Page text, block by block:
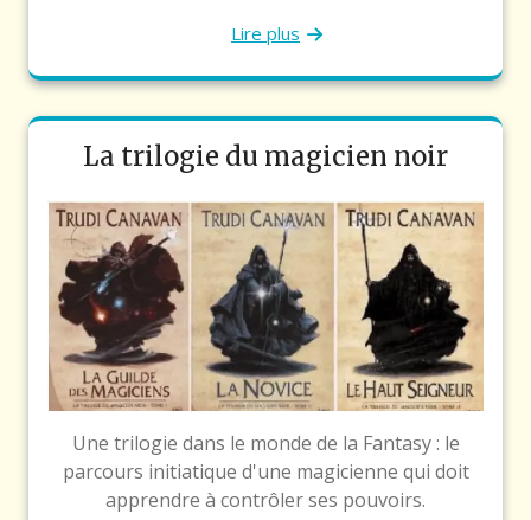
Lire plus
La trilogie du magicien noir
Une trilogie dans le monde de la Fantasy : le
parcours initiatique d'une magicienne qui doit
apprendre à contrôler ses pouvoirs.